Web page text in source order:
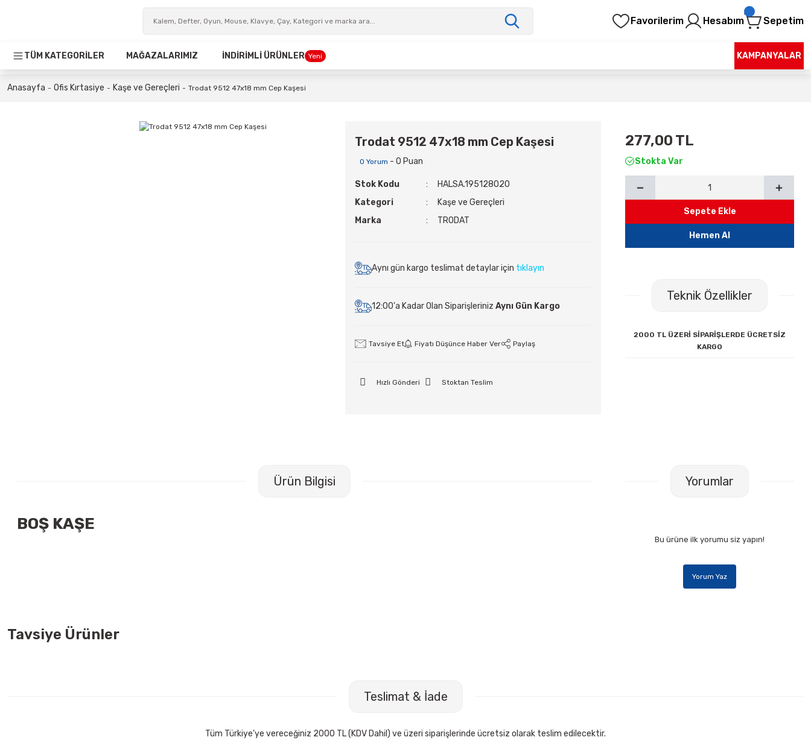
Favorilerim Hesabım Sepetim
TÜM KATEGORİLER MAĞAZALARIMIZ İNDİRİMLİ ÜRÜNLER Yeni KAMPANYALAR
Anasayfa Ofis Kırtasiye Kaşe ve Gereçleri Trodat 9512 47x18 mm Cep Kaşesi
Trodat 9512 47x18 mm Cep Kaşesi
0 Yorum - 0 Puan
Stok Kodu
HALSA.195128020
Kategori
Kaşe ve Gereçleri
Marka
TRODAT
Aynı gün kargo teslimat detaylar için tıklayın
12:00'a Kadar Olan Siparişleriniz Aynı Gün Kargo
Tavsiye Et Fiyatı Düşünce Haber Ver Paylaş
Hızlı Gönderi Stoktan Teslim
277,00 TL
Stokta Var
Sepete Ekle
Hemen Al
Teknik Özellikler
2000 TL ÜZERİ SİPARİŞLERDE ÜCRETSİZ
KARGO
Ürün Bilgisi
BOŞ KAŞE
Yorumlar
Bu ürüne ilk yorumu siz yapın!
Yorum Yaz
Tavsiye Ürünler
Sepete Ekle
Sepete Ekle
Teslimat & İade
Tüm Türkiye'ye vereceğiniz 2000 TL (KDV Dahil) ve üzeri siparişlerinde ücretsiz olarak teslim edilecektir.